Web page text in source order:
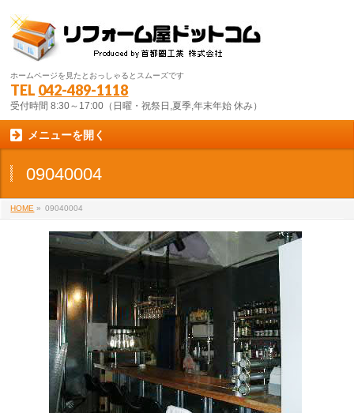
ホームページを見たとおっしゃるとスムーズです
TEL 042-489-1118
受付時間 8:30～17:00（日曜・祝祭日,夏季,年末年始 休み）
メニューを開く
09040004
HOME » 09040004